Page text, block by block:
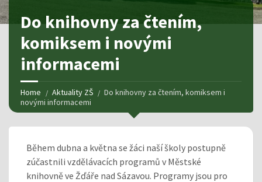
Do knihovny za čtením,
komiksem i novými
informacemi
Home Aktuality ZŠ
Do knihovny za čtením, komiksem i
novými informacemi
Během dubna a května se žáci naší školy postupně
zúčastnili vzdělávacích programů v Městské
knihovně ve Žďáře nad Sázavou. Programy jsou pro